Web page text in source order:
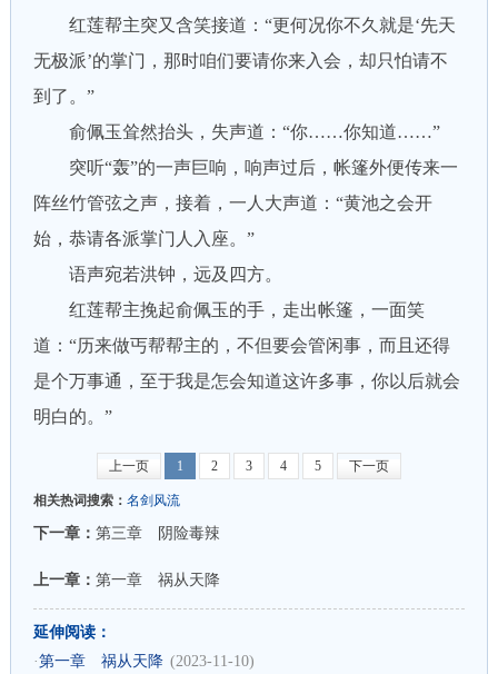
红莲帮主突又含笑接道：“更何况你不久就是‘先天
无极派’的掌门，那时咱们要请你来入会，却只怕请不
到了。”
俞佩玉耸然抬头，失声道：“你……你知道……”
突听“轰”的一声巨响，响声过后，帐篷外便传来一
阵丝竹管弦之声，接着，一人大声道：“黄池之会开
始，恭请各派掌门人入座。”
语声宛若洪钟，远及四方。
红莲帮主挽起俞佩玉的手，走出帐篷，一面笑
道：“历来做丐帮帮主的，不但要会管闲事，而且还得
是个万事通，至于我是怎会知道这许多事，你以后就会
明白的。”
上一页 1 2 3 4 5 下一页
相关热词搜索： 名剑风流
下一章： 第三章 阴险毒辣
上一章： 第一章 祸从天降
延伸阅读：
·第一章 祸从天降 (2023-11-10)